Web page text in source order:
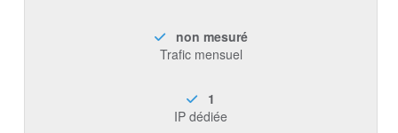
non mesuré
Trafic mensuel
1
IP dédiée